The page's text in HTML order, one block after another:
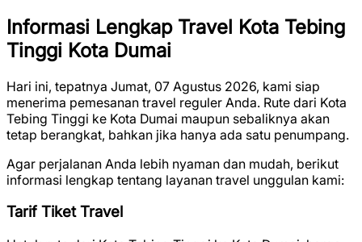
Informasi Lengkap Travel Kota Tebing
Tinggi Kota Dumai
Hari ini, tepatnya Jumat, 07 Agustus 2026, kami siap
menerima pemesanan travel reguler Anda. Rute dari Kota
Tebing Tinggi ke Kota Dumai maupun sebaliknya akan
tetap berangkat, bahkan jika hanya ada satu penumpang.
Agar perjalanan Anda lebih nyaman dan mudah, berikut
informasi lengkap tentang layanan travel unggulan kami:
Tarif Tiket Travel